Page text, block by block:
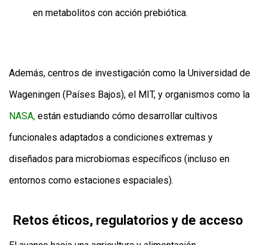
en metabolitos con acción prebiótica.
Además, centros de investigación como la Universidad de
Wageningen (Países Bajos), el MIT, y organismos como la
NASA, están estudiando cómo desarrollar cultivos
funcionales adaptados a condiciones extremas y
diseñados para microbiomas específicos (incluso en
entornos como estaciones espaciales).
Retos éticos, regulatorios y de acceso